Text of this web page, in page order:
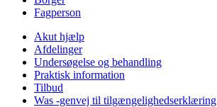
Fagperson
Akut hjælp
Afdelinger
Undersøgelse og behandling
Praktisk information
Tilbud
Was -genvej til tilgængelighedserklæring